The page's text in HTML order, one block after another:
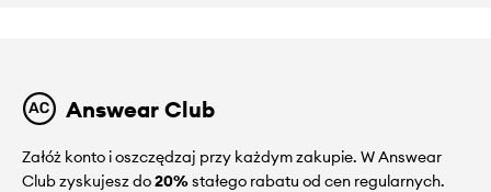
Answear Club
Załóż konto i oszczędzaj przy każdym zakupie. W Answear
Club zyskujesz do20%stałego rabatu od cen regularnych.